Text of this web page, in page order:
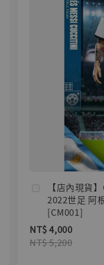
【店內現貨
2022世足 阿
[CM001]
NT$ 4,000
NT$ 5,200